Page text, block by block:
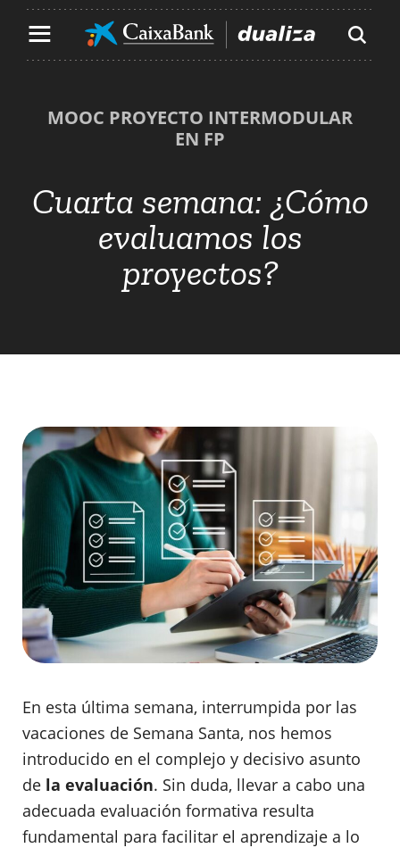
Ir al contenido principal de la página
Contenido principal de la página
MOOC PROYECTO INTERMODULAR
EN FP
Cuarta semana: ¿Cómo
evaluamos los
proyectos?
En esta última semana, interrumpida por las
vacaciones de Semana Santa, nos hemos
introducido en el complejo y decisivo asunto
de la evaluación. Sin duda, llevar a cabo una
adecuada evaluación formativa resulta
fundamental para facilitar el aprendizaje a lo